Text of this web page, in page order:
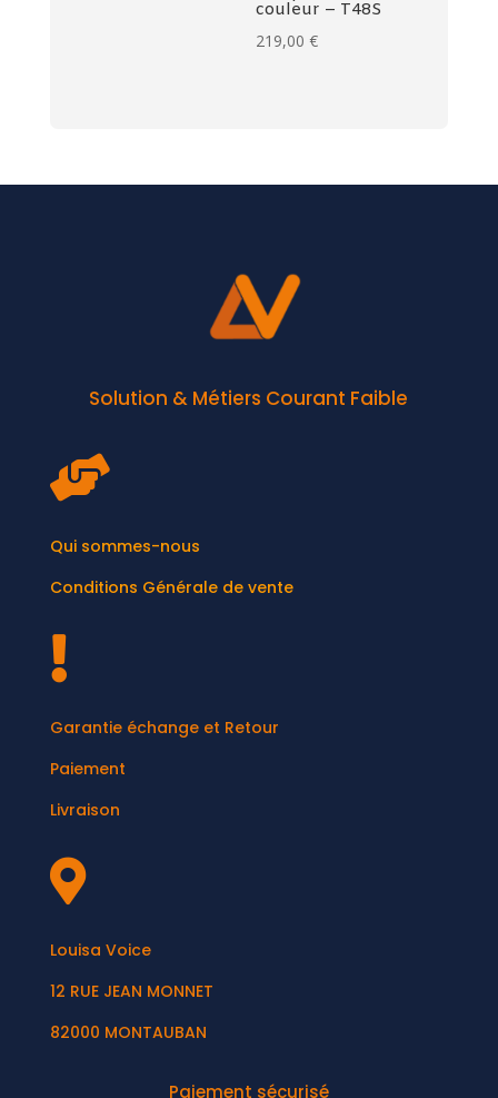
couleur – T48S
219,00 €
Solution & Métiers Courant Faible

Qui sommes-nous
Conditions Générale de vente

Garantie échange et Retour
Paiement
Livraison

Louisa Voice
12 RUE JEAN MONNET
82000 MONTAUBAN
Paiement sécurisé